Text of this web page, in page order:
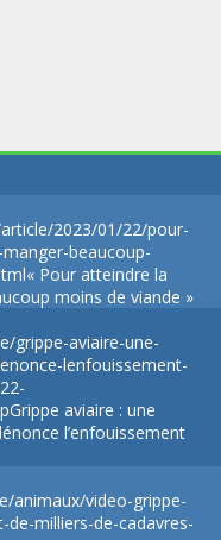
2023/01/22/pour-
beaucoup-
« Pour atteindre la
moins de viande »
grippe-aviaire-une-
lenfouissement-
Grippe aviaire : une
l’enfouissement
animaux/video-grippe-
milliers-de-cadavres-